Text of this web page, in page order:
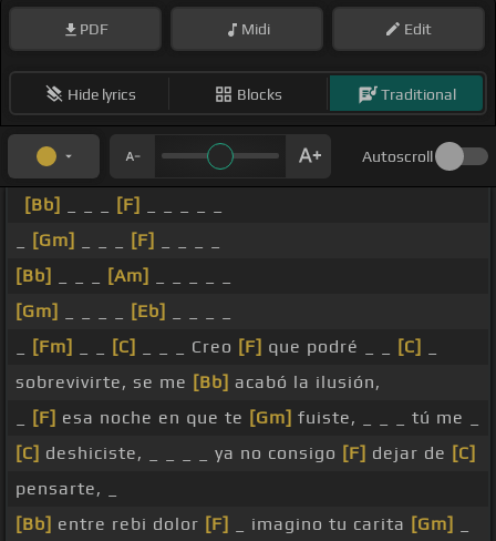
PDF Midi Edit
Hide lyrics Blocks Traditional
Autoscroll
[Bb] [F]
[Gm] [F]
[Bb]
[Am]
[Gm]
[Eb]
[Fm] [C] _ _ _ Creo [F] que podré _ _ [C]
sobrevivirte, se me [Bb] acabó la ilusión,
[F] esa noche en que te [Gm] fuiste, _ _ _ tú me _
[C] deshiciste, _ _ _ _ ya no consigo [F] dejar de [C]
pensarte, _
[Bb] entre rebi dolor [F] _ imagino tu carita [Gm]